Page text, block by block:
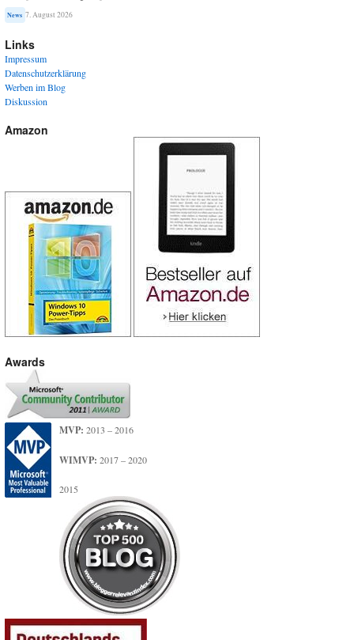
News 7. August 2026
Links
Impressum
Datenschutzerklärung
Werben im Blog
Diskussion
Amazon
Awards
MVP: 2013 – 2016
WIMVP: 2017 – 2020
2015